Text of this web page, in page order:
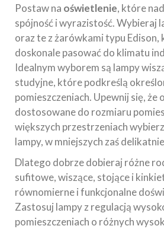
Postaw na oświetlenie, które
spójność i wyrazistość. Wybieraj
oraz te z żarówkami typu Edison,
doskonale pasować do klimatu
Idealnym wyborem są lampy
studyjne, które podkreślą
pomieszczeniach. Upewnij się, że
dostosowane do rozmiaru
większych przestrzeniach
lampy, w mniejszych zaś
Dlatego dobrze dobieraj różne
sufitowe, wiszące, stojące i
równomierne i funkcjonalne
Zastosuj lampy z regulacją
pomieszczeniach o różnych